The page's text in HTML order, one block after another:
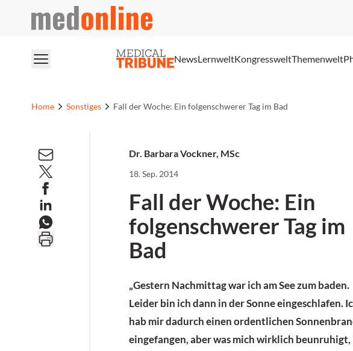
medonline
NewsLernweltKongressweltThemenwelt
Home Sonstiges Fall der Woche: Ein folgenschwerer Tag im Bad
Dr. Barbara Vockner, MSc
18. Sep. 2014
Fall der Woche: Ein
folgenschwerer Tag im
Bad
„Gestern Nachmittag war ich am See zum baden.
Leider bin ich dann in der Sonne eingeschlafen.
hab mir dadurch einen ordentlichen
eingefangen, aber was mich wirklich beunruhigt,